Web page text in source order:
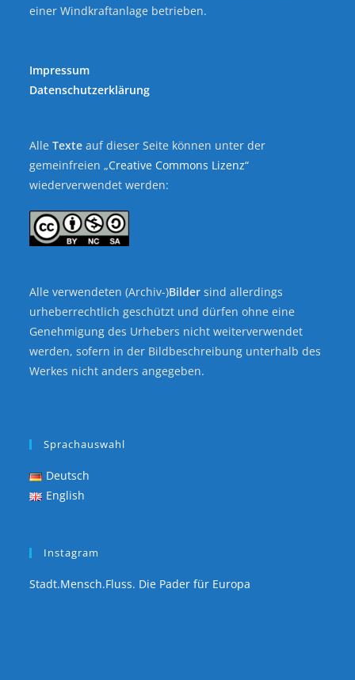
einer Windkraftanlage betrieben.
Impressum
Datenschutzerklärung
AlleTexte auf dieser Seite können unter der
gemeinfreien „Creative Commons Lizenz“
wiederverwendet werden:
Alle verwendeten (Archiv-)Bilder sind allerdings
urheberrechtlich geschützt und dürfen ohne eine
Genehmigung des Urhebers nicht weiterverwendet
werden, sofern in der Bildbeschreibung unterhalb des
Werkes nicht anders angegeben.
Sprachauswahl
Deutsch
English
Instagram
Stadt.Mensch.Fluss. Die Pader für Europa